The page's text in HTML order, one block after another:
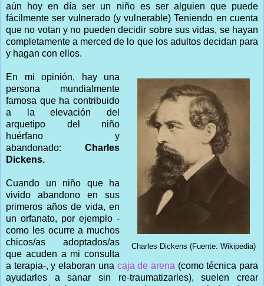
aún hoy en día ser un niño es ser alguien que puede
fácilmente ser vulnerado (y vulnerable) Teniendo en cuenta
que no votan y no pueden decidir sobre sus vidas, se hayan
completamente a merced de lo que los adultos decidan para
y hagan con ellos.
Charles Dickens (Fuente: Wikipedia)
En mi opinión, hay una
persona mundialmente
famosa que ha contribuido
a la elevación del
arquetipo del niño
huérfano y
abandonado:Charles
Dickens.
Cuando un niño que ha
vivido abandono en sus
primeros años de vida, en
un orfanato, por ejemplo -
como les ocurre a muchos
chicos/as adoptados/as
que acuden a mi consulta
a terapia-, y elaboran una caja de arena (como técnica para
ayudarles a sanar sin re-traumatizarles), suelen crear